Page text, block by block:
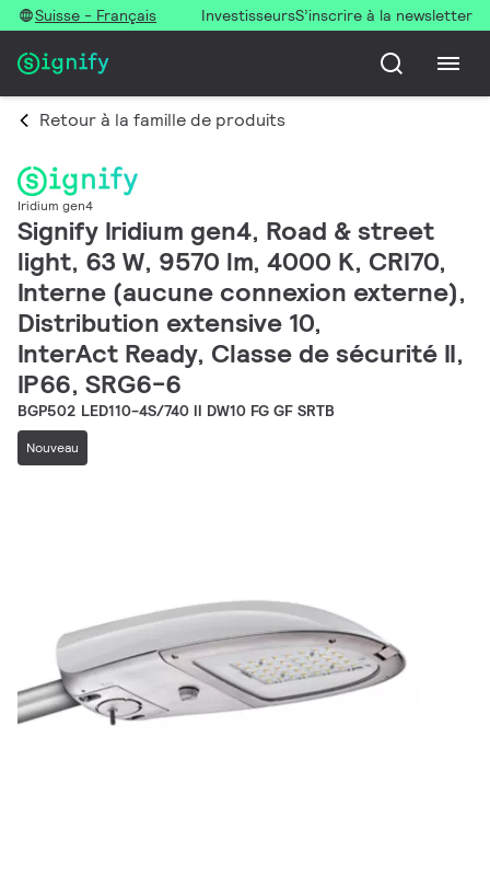
Suisse - Français InvestisseursS’inscrire à la newsletter
Retour à la famille de produits
Iridium gen4
Signify Iridium gen4, Road & street
light, 63 W, 9570 lm, 4000 K, CRI70,
Interne (aucune connexion externe),
Distribution extensive 10,
InterAct Ready, Classe de sécurité II,
IP66, SRG6-6
BGP502 LED110-4S/740 II DW10 FG GF SRTB
Nouveau